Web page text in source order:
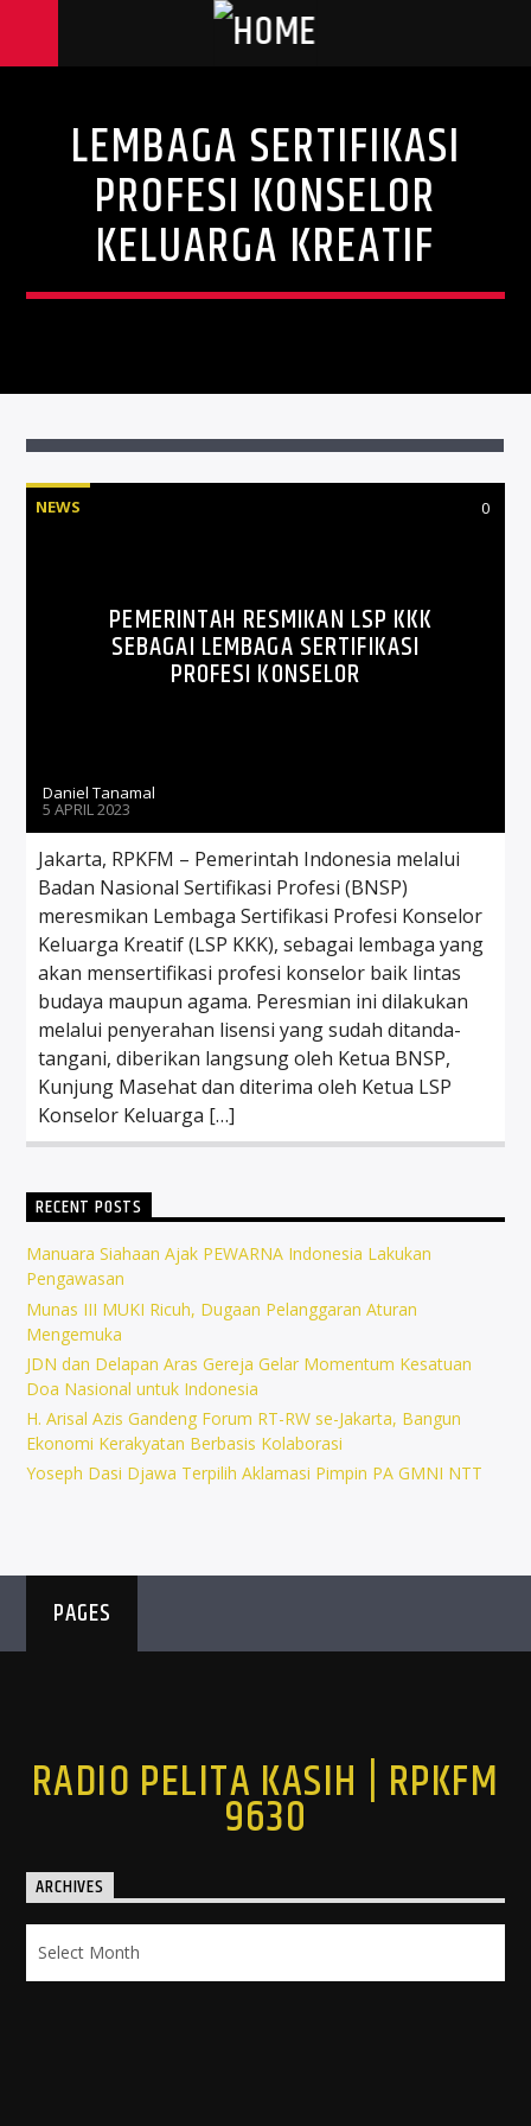
LEMBAGA SERTIFIKASI
PROFESI KONSELOR
KELUARGA KREATIF
NEWS 0
PEMERINTAH RESMIKAN LSP KKK
SEBAGAI LEMBAGA SERTIFIKASI
PROFESI KONSELOR
Daniel Tanamal
5 APRIL 2023
Jakarta, RPKFM – Pemerintah Indonesia melalui
Badan Nasional Sertifikasi Profesi (BNSP)
meresmikan Lembaga Sertifikasi Profesi Konselor
Keluarga Kreatif (LSP KKK), sebagai lembaga yang
akan mensertifikasi profesi konselor baik lintas
budaya maupun agama. Peresmian ini dilakukan
melalui penyerahan lisensi yang sudah ditanda-
tangani, diberikan langsung oleh Ketua BNSP,
Kunjung Masehat dan diterima oleh Ketua LSP
Konselor Keluarga […]
RECENT POSTS
Manuara Siahaan Ajak PEWARNA Indonesia Lakukan
Pengawasan
Munas III MUKI Ricuh, Dugaan Pelanggaran Aturan
Mengemuka
JDN dan Delapan Aras Gereja Gelar Momentum Kesatuan
Doa Nasional untuk Indonesia
H. Arisal Azis Gandeng Forum RT-RW se-Jakarta, Bangun
Ekonomi Kerakyatan Berbasis Kolaborasi
Yoseph Dasi Djawa Terpilih Aklamasi Pimpin PA GMNI NTT
PAGES
RADIO PELITA KASIH | RPKFM
9630
ARCHIVES